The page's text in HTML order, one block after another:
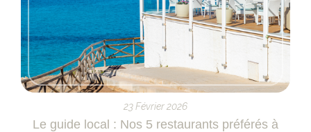
23 Février 2026
Le guide local : Nos 5 restaurants préférés à